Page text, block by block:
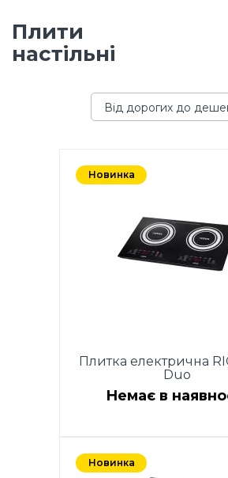
Плити
настільні
Від дорогих до
Новинка
Плитка електрична
Duo
Немає в
Вт.Склокерамічне
Новинка